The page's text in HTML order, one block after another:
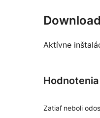
Aktívne
Hodnotenia
Zatiaľ neboli